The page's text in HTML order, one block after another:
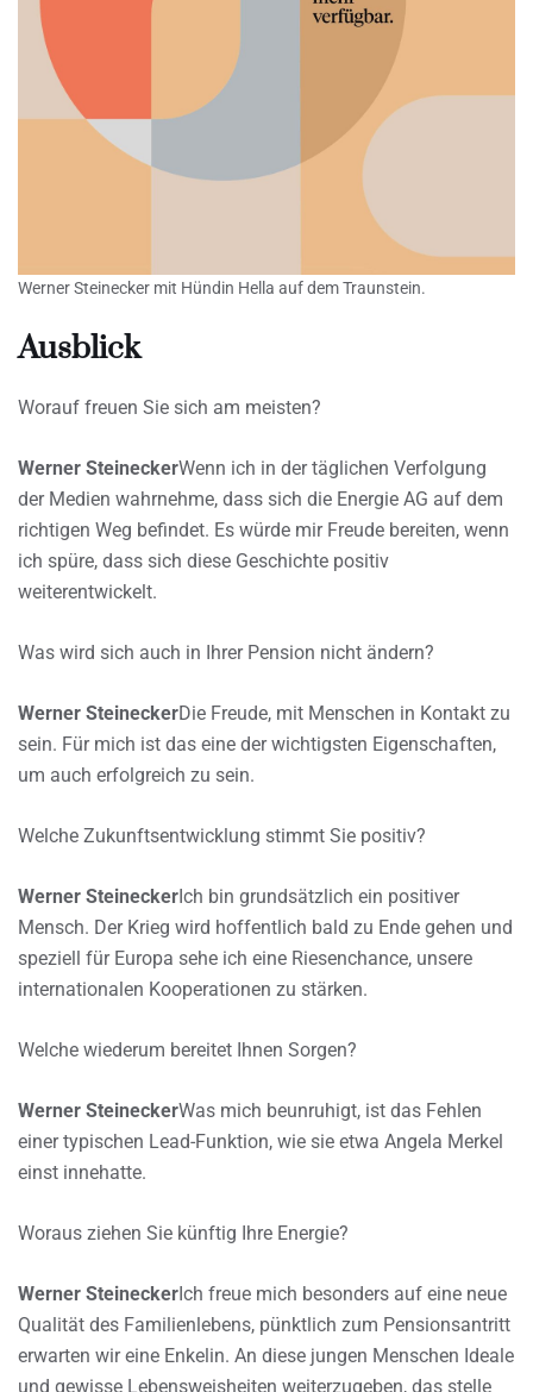
Werner Steinecker mit Hündin Hella auf dem Traunstein.
Ausblick
Worauf freuen Sie sich am meisten?
Werner SteineckerWenn ich in der täglichen Verfolgung
der Medien wahrnehme, dass sich die Energie AG auf dem
richtigen Weg befindet. Es würde mir Freude bereiten, wenn
ich spüre, dass sich diese Geschichte positiv
weiterentwickelt.
Was wird sich auch in Ihrer Pension nicht ändern?
Werner SteineckerDie Freude, mit Menschen in Kontakt zu
sein. Für mich ist das eine der wichtigsten Eigenschaften,
um auch erfolgreich zu sein.
Welche Zukunftsentwicklung stimmt Sie positiv?
Werner SteineckerIch bin grundsätzlich ein positiver
Mensch. Der Krieg wird hoffentlich bald zu Ende gehen und
speziell für Europa sehe ich eine Riesenchance, unsere
internationalen Kooperationen zu stärken.
Welche wiederum bereitet Ihnen Sorgen?
Werner SteineckerWas mich beunruhigt, ist das Fehlen
einer typischen Lead-Funktion, wie sie etwa Angela Merkel
einst innehatte.
Woraus ziehen Sie künftig Ihre Energie?
Werner SteineckerIch freue mich besonders auf eine neue
Qualität des Familienlebens, pünktlich zum Pensionsantritt
erwarten wir eine Enkelin. An diese jungen Menschen Ideale
und gewisse Lebensweisheiten weiterzugeben, das stelle